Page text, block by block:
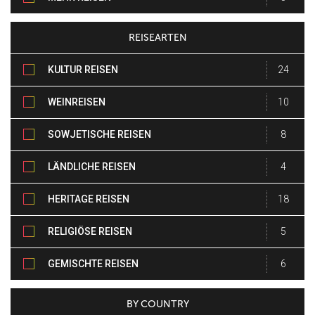
REISEARTEN
KULTUR REISEN 24
WEINREISEN 10
SOWJETISCHE REISEN 8
LÄNDLICHE REISEN 4
HERITAGE REISEN 18
RELIGIÖSE REISEN 5
GEMISCHTE REISEN 6
BY COUNTRY